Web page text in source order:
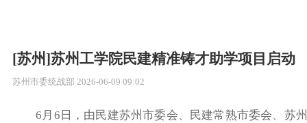
[苏州]苏州工学院民建精准铸才助学项目启动
苏州市委统战部 2026-06-09 09:02
6月6日， 由民建苏州市委会、民建常熟市委会、苏